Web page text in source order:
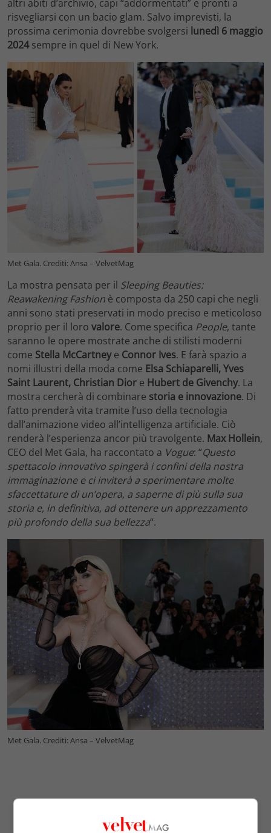
altri abiti d’archivio, capi “addormentati” e pronti a
risvegliarsi con un bacio glam. Salvo imprevisti, la
prossima cerimonia dovrebbe svolgersi lunedì 6 maggio
2024sempre in quel di New York.
Met Gala. Crediti: Ansa – VelvetMag
La mostra pensata per il Sleeping Beauties:
Reawakening Fashion è composta da 250 capi che negli
anni sono stati preservati in modo preciso e meticoloso
proprio per il loro valore. Come specifica People, tante
saranno le opere mostrate anche di stilisti moderni
come Stella McCartneye Connor Ives. E farà spazio a
nomi illustri della moda come Elsa Schiaparelli, Yves
Saint Laurent, Christian Dior e Hubert de Givenchy. La
mostra cercherà di combinare storia e innovazione. Di
fatto prenderà vita tramite l’uso della tecnologia
dall’animazione video all’intelligenza artificiale. Ciò
renderà l’esperienza ancor più travolgente. Max Hollein,
CEO del Met Gala, ha raccontato a Vogue: “Questo
spettacolo innovativo spingerà i confini della nostra
immaginazione e ci inviterà a sperimentare molte
sfaccettature di un’opera, a saperne di più sulla sua
storia e, in definitiva, ad ottenere un apprezzamento
più profondo della sua bellezza“.
Met Gala. Crediti: Ansa – VelvetMag